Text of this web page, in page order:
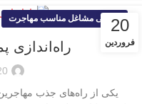
20
فروردین
معرفی مشاغل مناسب مهاجرت
راه‌اندازی
یکی از راه‌های جذب مهاجرین